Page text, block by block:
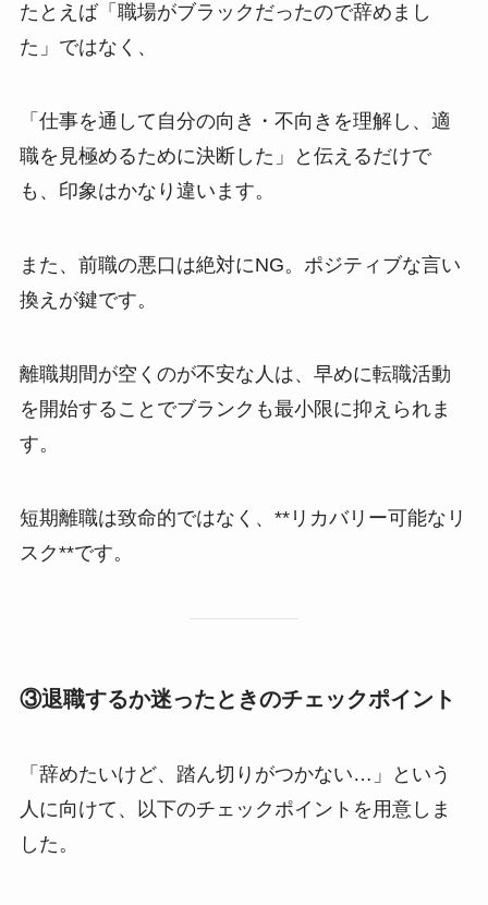
たとえば「職場がブラックだったので辞めまし
た」ではなく、
「仕事を通して自分の向き・不向きを理解し、適
職を見極めるために決断した」と伝えるだけで
も、印象はかなり違います。
また、前職の悪口は絶対にNG。ポジティブな言い
換えが鍵です。
離職期間が空くのが不安な人は、早めに転職活動
を開始することでブランクも最小限に抑えられま
す。
短期離職は致命的ではなく、**リカバリー可能なリ
スク**です。
③退職するか迷ったときのチェックポイント
「辞めたいけど、踏ん切りがつかない…」という
人に向けて、以下のチェックポイントを用意しま
した。